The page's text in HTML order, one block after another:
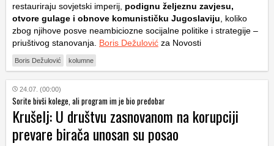
restauriraju sovjetski imperij, podignu željeznu zavjesu,
otvore gulage i obnove komunističku Jugoslaviju , koliko
zbog njihove posve neambiciozne socijalne politike i strategije –
priuštivog stanovanja. Boris Dežulović za Novosti
Boris Dežulović kolumne
24.07. (00:00)
Sorite bivši kolege, ali program im je bio predobar
Krušelj: U društvu zasnovanom na korupciji
prevare birača unosan su posao